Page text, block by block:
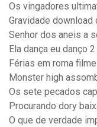
Os vingadores
Gravidade download
Senhor dos aneis a
Ela dança eu danço
Férias em roma
Monster high
Os sete pecados
Procurando dory
O que de verdade